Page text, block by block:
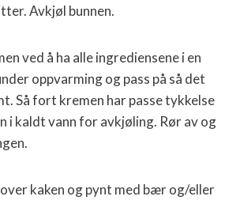
Avkjøl bunnen.
ved å ha alle ingrediensene i en
oppvarming og pass på så det
Så fort kremen har passe tykkelse
i kaldt vann for avkjøling. Rør av og
kaken og pynt med bær og/eller